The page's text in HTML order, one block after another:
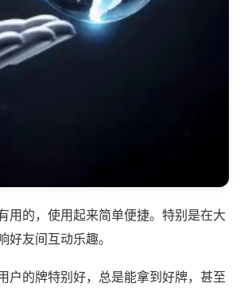
用的，使用起来简单便捷。特别是在大
友间互动乐趣。
户的牌特别好，总是能拿到好牌，甚至